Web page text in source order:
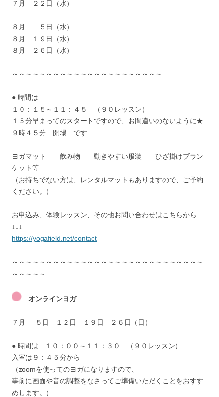
７月 ２２日（水）
８月 ５日（水）
８月 １９日（水）
８月 ２６日（水）
～～～～～～～～～～～～～～～～～～～～～～
● 時間は
１０：１５～１１：４５ （９０レッスン）
１５分早まってのスタートですので、お間違いのないように★
９時４５分 開場 です
ヨガマット 飲み物 動きやすい服装 ひざ掛けブラン
ケット等
（お持ちでない方は、レンタルマットもありますので、ご予約
ください。）
お申込み、体験レッスン、その他お問い合わせはこちらから
↓↓↓
https://yogafield.net/contact
～～～～～～～～～～～～～～～～～～～～～～～～～～～～
～～～～～
オンラインヨガ
７月 ５日 １２日 １９日 ２６日（日）
● 時間は １０：００～１１：３０ （９０レッスン）
入室は９：４５分から
（zoomを使ってのヨガになりますので、
事前に画面や音の調整をなさってご準備いただくことをおすす
めします。）